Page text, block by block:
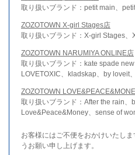
取り扱いブランド：petit main、
ZOZOTOWN X-girl Stages店
取り扱いブランド：X-girl Stages、
ZOZOTOWN NARUMIYA ONLINE店
取り扱いブランド：kate spade
LOVETOXIC、kladskap、by loveit
ZOZOTOWN
取り扱いブランド：After the rain、
Love&Peace&Money、sense of
お客様にはご不便をおかけいたし
うお願い申し上げます。